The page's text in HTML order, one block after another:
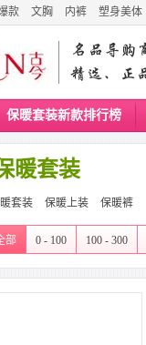
款 文胸 内裤 塑身美体
保暖套装新款排行榜
暖套装
套装 保暖上装 保暖裤
部 0 - 100 100 - 300